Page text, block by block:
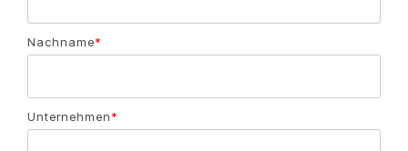
Nachname*
Unternehmen*